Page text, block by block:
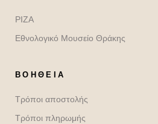
ΡΙΖΑ
Εθνολογικό Μουσείο Θράκης
ΒΟΉΘΕΙΑ
Τρόποι αποστολής
Τρόποι πληρωμής